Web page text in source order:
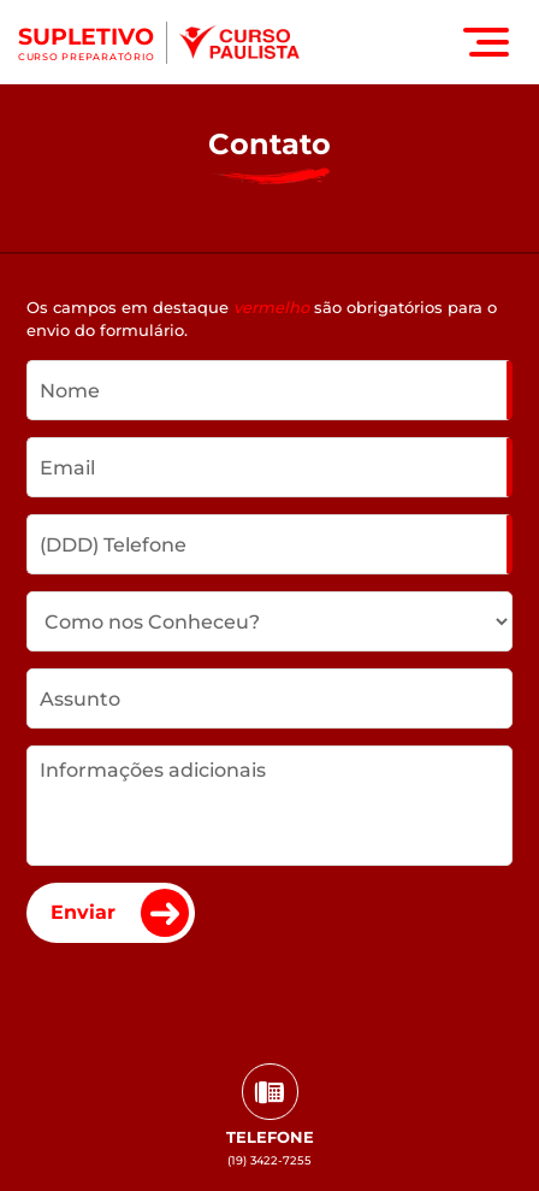
SUPLETIVO
CURSO PREPARATÓRIO
Contato
Os campos em destaque vermelhosão obrigatórios para o
envio do formulário.
TELEFONE
(19) 3422-7255